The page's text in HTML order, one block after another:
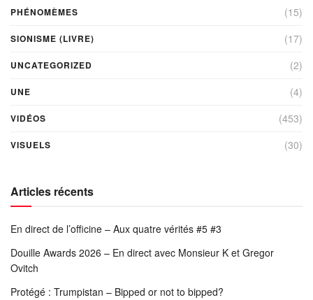
PHÉNOMÈMES (15)
SIONISME (LIVRE) (17)
UNCATEGORIZED (2)
UNE (4)
VIDÉOS (453)
VISUELS (30)
Articles récents
En direct de l’officine – Aux quatre vérités #5 #3
Douille Awards 2026 – En direct avec Monsieur K et Gregor
Ovitch
Protégé : Trumpistan – Bipped or not to bipped?